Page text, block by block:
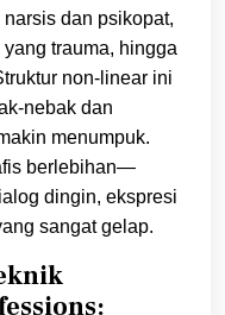
dan psikopat,
trauma, hingga
non-linear ini
nebak dan
menumpuk.
berlebihan—
dingin, ekspresi
sangat gelap.